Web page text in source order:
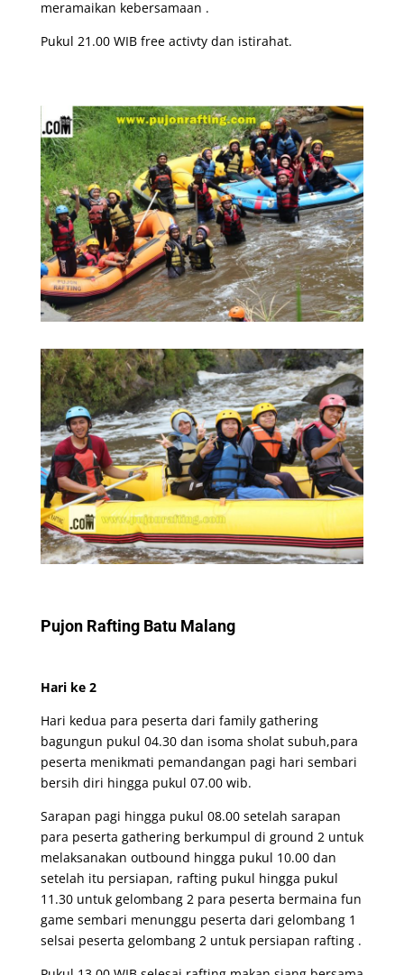
meramaikan kebersamaan .
Pukul 21.00 WIB free activty dan istirahat.
Pujon Rafting Batu Malang
Hari ke 2
Hari kedua para peserta dari family gathering
bagungun pukul 04.30 dan isoma sholat subuh,para
peserta menikmati pemandangan pagi hari sembari
bersih diri hingga pukul 07.00 wib.
Sarapan pagi hingga pukul 08.00 setelah sarapan
para peserta gathering berkumpul di ground 2 untuk
melaksanakan outbound hingga pukul 10.00 dan
setelah itu persiapan, rafting pukul hingga pukul
11.30 untuk gelombang 2 para peserta bermaina fun
game sembari menunggu peserta dari gelombang 1
selsai peserta gelombang 2 untuk persiapan rafting .